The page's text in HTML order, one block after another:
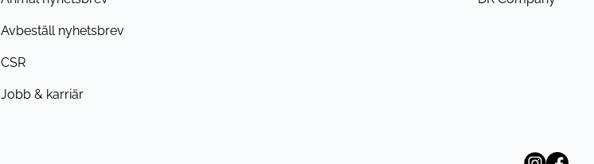
Avbeställ nyhetsbrev
CSR
Jobb & karriär